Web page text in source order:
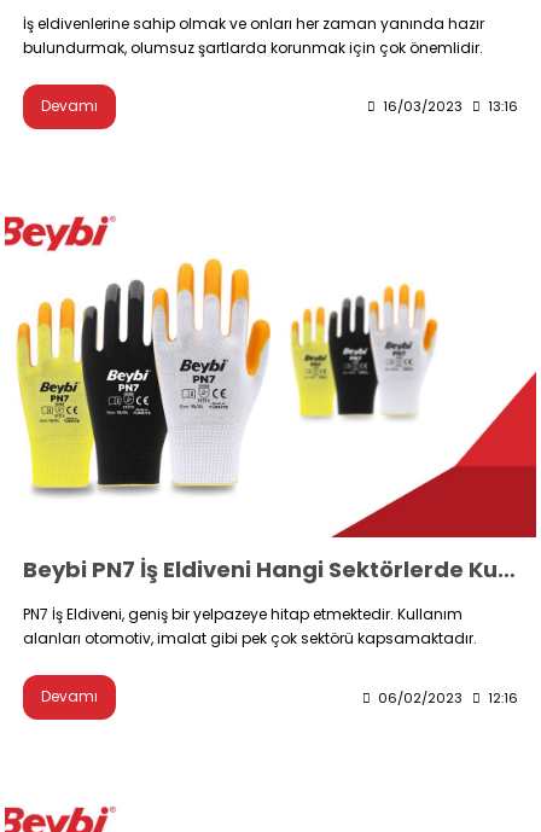
İş eldivenlerine sahip olmak ve onları her zaman yanında hazır
bulundurmak, olumsuz şartlarda korunmak için çok önemlidir.
Devamı 16/03/2023 13:16
Beybi PN7 İş Eldiveni Hangi Sektörlerde Kullanılır?
PN7 İş Eldiveni, geniş bir yelpazeye hitap etmektedir. Kullanım
alanları otomotiv, imalat gibi pek çok sektörü kapsamaktadır.
Devamı 06/02/2023 12:16